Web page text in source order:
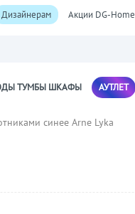
Дизайнерам Акции DG-Home
ТУМБЫ ШКАФЫ АУТЛЕТ
синее Arne Lyka